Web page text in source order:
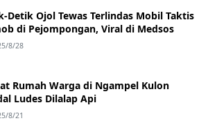
Detik Ojol Tewas Terlindas Mobil Taktis
di Pejompongan, Viral di Medsos
8/28
Rumah Warga di Ngampel Kulon
Ludes Dilalap Api
8/21